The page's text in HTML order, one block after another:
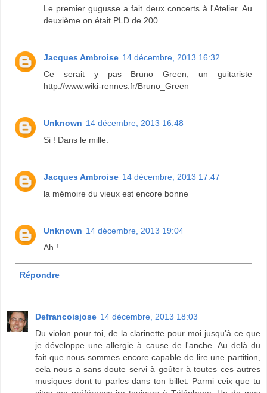
Le premier gugusse a fait deux concerts à l'Atelier. Au
deuxième on était PLD de 200.
Jacques Ambroise 14 décembre, 2013 16:32
Ce serait y pas Bruno Green, un guitariste
http://www.wiki-rennes.fr/Bruno_Green
Unknown 14 décembre, 2013 16:48
Si ! Dans le mille.
Jacques Ambroise 14 décembre, 2013 17:47
la mémoire du vieux est encore bonne
Unknown 14 décembre, 2013 19:04
Ah !
Répondre
Defrancoisjose 14 décembre, 2013 18:03
Du violon pour toi, de la clarinette pour moi jusqu'à ce que
je développe une allergie à cause de l'anche. Au delà du
fait que nous sommes encore capable de lire une partition,
cela nous a sans doute servi à goûter à toutes ces autres
musiques dont tu parles dans ton billet. Parmi ceix que tu